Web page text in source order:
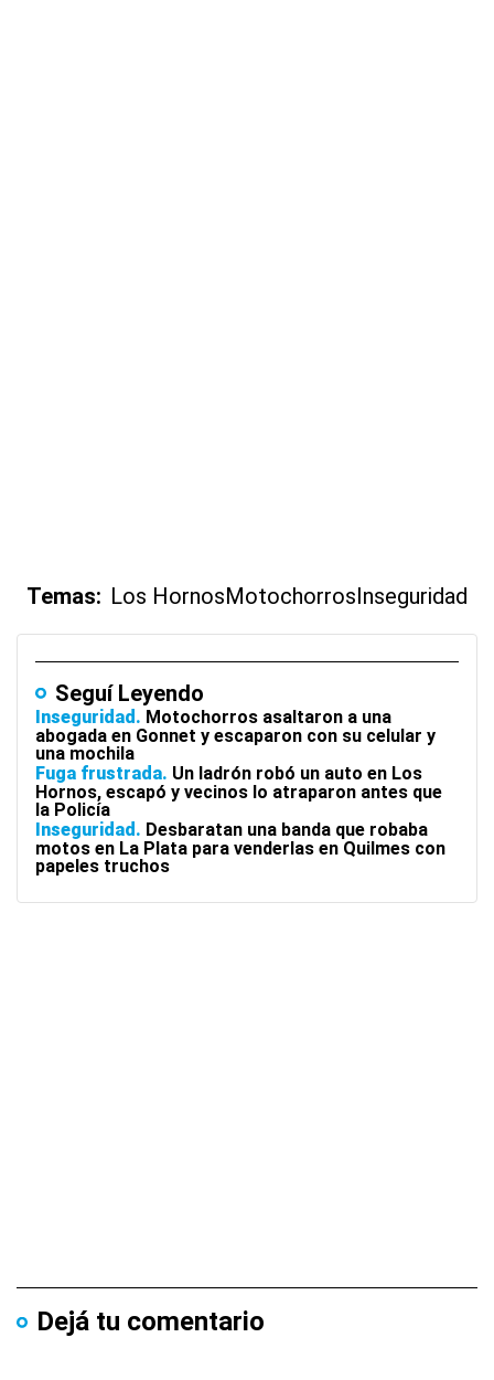
Temas: Los HornosMotochorrosInseguridad
Seguí Leyendo
Inseguridad
Motochorros asaltaron a una
abogada en Gonnet y escaparon con su celular y
una mochila
Fuga frustrada Un ladrón robó un auto en Los
Hornos, escapó y vecinos lo atraparon antes que
la Policía
Inseguridad
Desbaratan una banda que robaba
motos en La Plata para venderlas en Quilmes con
papeles truchos
Dejá tu comentario